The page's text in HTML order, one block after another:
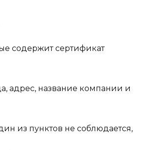
содержит сертификат
адрес, название компании и
из пунктов не соблюдается,